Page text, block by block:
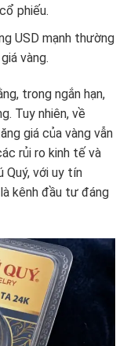
phiếu.
USD mạnh thường
vàng.
trong ngắn hạn,
Tuy nhiên, về
giá của vàng vẫn
rủi ro kinh tế và
Quý, với uy tín
kênh đầu tư đáng